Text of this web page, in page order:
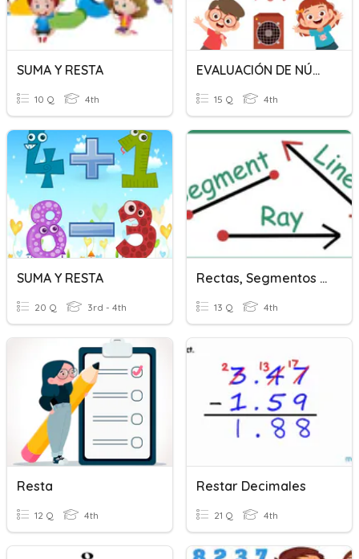
SUMA Y RESTA
10 Q 4th
EVALUACIÓN DE NÚMEROS HASTA EL 50.
15 Q 4th
SUMA Y RESTA
20 Q 3rd - 4th
Rectas, Segmentos De Recta, Rayos
13 Q 4th
Resta
12 Q 4th
Restar Decimales
21 Q 4th